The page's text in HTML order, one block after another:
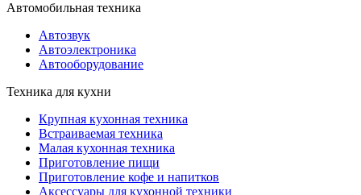
Автомобильная техника
Автозвук
Автоэлектроника
Автооборудование
Техника для кухни
Крупная кухонная техника
Встраиваемая техника
Малая кухонная техника
Приготовление пищи
Приготовление кофе и напитков
Аксессуары для кухонной техники